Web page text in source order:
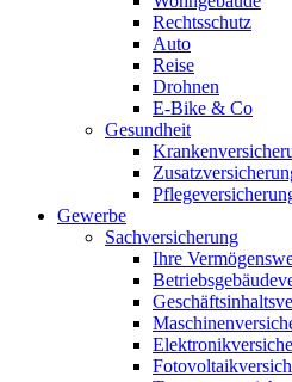
Rechtsschutz
Auto
Reise
Drohnen
E-Bike & Co
Gesundheit
Gewerbe
Sachversicherung
Ihre